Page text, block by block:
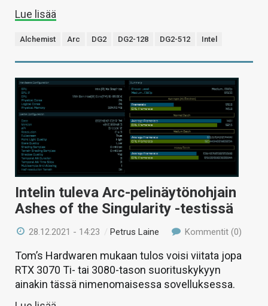
Lue lisää
Alchemist Arc DG2 DG2-128 DG2-512 Intel
Intelin tuleva Arc-pelinäytönohjain
Ashes of the Singularity -testissä
28.12.2021 - 14:23 /Petrus Laine Kommentit (0)
Tom’s Hardwaren mukaan tulos voisi viitata jopa
RTX 3070 Ti- tai 3080-tason suorituskykyyn
ainakin tässä nimenomaisessa sovelluksessa.